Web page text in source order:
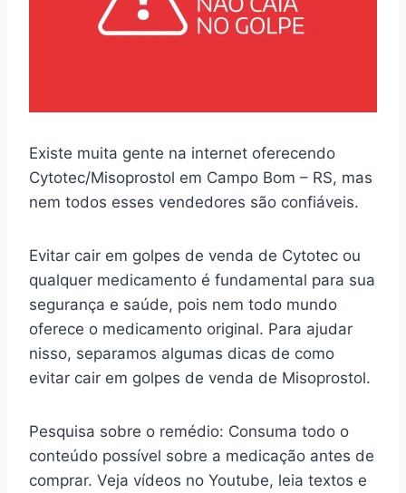
Existe muita gente na internet oferecendo
Cytotec/Misoprostol em Campo Bom – RS, mas
nem todos esses vendedores são confiáveis.
Evitar cair em golpes de venda de Cytotec ou
qualquer medicamento é fundamental para sua
segurança e saúde, pois nem todo mundo
oferece o medicamento original. Para ajudar
nisso, separamos algumas dicas de como
evitar cair em golpes de venda de Misoprostol.
Pesquisa sobre o remédio: Consuma todo o
conteúdo possível sobre a medicação antes de
comprar. Veja vídeos no Youtube, leia textos e